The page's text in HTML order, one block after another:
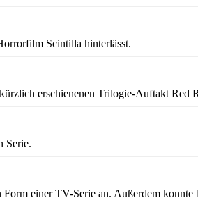
Scintilla hinterlässt.
erschienenen Trilogie-Auftakt
Serie.
einer TV-Serie an. Außerdem konnte